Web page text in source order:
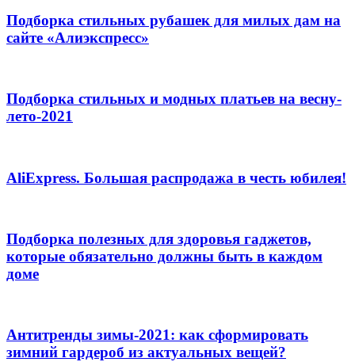
Подборка стильных рубашек для милых дам на
сайте «Алиэкспресс»
Подборка стильных и модных платьев на весну-
лето-2021
AliExpress. Большая распродажа в честь юбилея!
Подборка полезных для здоровья гаджетов,
которые обязательно должны быть в каждом
доме
Антитренды зимы-2021: как сформировать
зимний гардероб из актуальных вещей?